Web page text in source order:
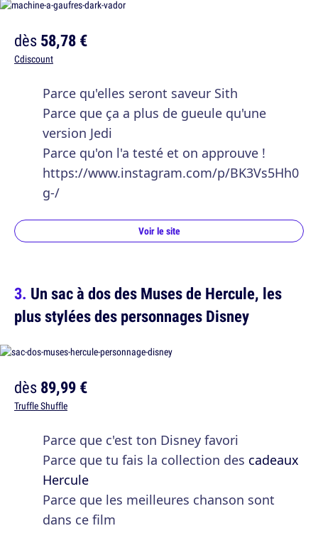
dès58,78 €
Cdiscount
Parce qu'elles seront saveur Sith
Parce que ça a plus de gueule qu'une
version Jedi
Parce qu'on l'a testé et on approuve !
https://www.instagram.com/p/BK3Vs5Hh0
g-/
Voir le site
Un sac à dos des Muses de Hercule, les
plus stylées des personnages Disney
dès89,99 €
Truffle Shuffle
Parce que c'est ton Disney favori
Parce que tu fais la collection des cadeaux
Hercule
Parce que les meilleures chanson sont
dans ce film